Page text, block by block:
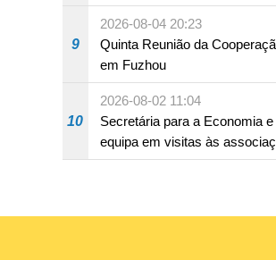
18 anos
9
2026-08-04 20:23
Quinta Reunião da
em Fuzhou
10
2026-08-02 11:04
Secretária para a Economia
equipa em visitas às
consolidar consensos e